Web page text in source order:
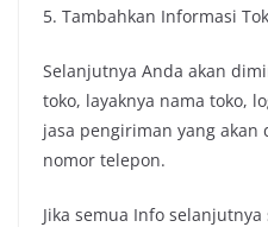
5. Tambahkan Informasi
Selanjutnya Anda akan
toko, layaknya nama toko,
jasa pengiriman yang akan
nomor telepon.
Jika semua Info